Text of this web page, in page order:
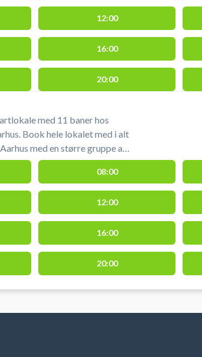
IdrætsZone's lokaler.
12:00
16:00
20:00
med 11 baner hos
Book hele lokalet med i alt
med en større gruppe af
lejes i 60 min. ad gangen
i Vestereng
08:00
12:00
16:00
20:00